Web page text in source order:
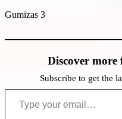
Gumizas 3
Discover
Subscribe to get the
Type your email…